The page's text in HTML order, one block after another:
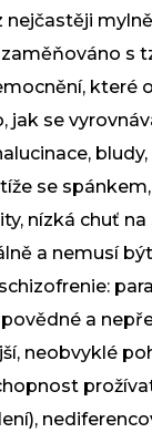
nejčastěji
s
které
jak se
,
se
nízká chuť na
a nemusí
a
neobvyklé